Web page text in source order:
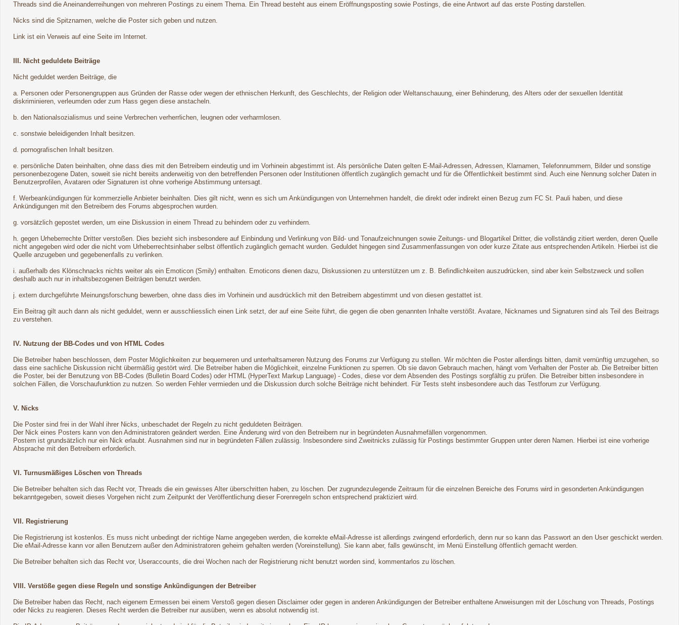
Threads sind die Aneinanderreihungen von mehreren Postings zu einem Thema. Ein Thread besteht aus einem Eröffnungsposting sowie Postings, die eine Antwort auf das erste Posting darstellen.
Nicks sind die Spitznamen, welche die Poster sich geben und nutzen.
Link ist ein Verweis auf eine Seite im Internet.
III. Nicht geduldete Beiträge
Nicht geduldet werden Beiträge, die
a. Personen oder Personengruppen aus Gründen der Rasse oder wegen der ethnischen Herkunft, des Geschlechts, der Religion oder Weltanschauung, einer Behinderung, des Alters oder der sexuellen Identität
diskriminieren, verleumden oder zum Hass gegen diese anstacheln.
b. den Nationalsozialismus und seine Verbrechen verherrlichen, leugnen oder verharmlosen.
c. sonstwie beleidigenden Inhalt besitzen.
d. pornografischen Inhalt besitzen.
e. persönliche Daten beinhalten, ohne dass dies mit den Betreibern eindeutig und im Vorhinein abgestimmt ist. Als persönliche Daten gelten E-Mail-Adressen, Adressen, Klarnamen, Telefonnummern, Bilder und sonstige
personenbezogene Daten, soweit sie nicht bereits anderweitig von den betreffenden Personen oder Institutionen öffentlich zugänglich gemacht und für die Öffentlichkeit bestimmt sind. Auch eine Nennung solcher Daten in
Benutzerprofilen, Avataren oder Signaturen ist ohne vorherige Abstimmung untersagt.
f. Werbeankündigungen für kommerzielle Anbieter beinhalten. Dies gilt nicht, wenn es sich um Ankündigungen von Unternehmen handelt, die direkt oder indirekt einen Bezug zum FC St. Pauli haben, und diese
Ankündigungen mit den Betreibern des Forums abgesprochen wurden.
g. vorsätzlich gepostet werden, um eine Diskussion in einem Thread zu behindern oder zu verhindern.
h. gegen Urheberrechte Dritter verstoßen. Dies bezieht sich insbesondere auf Einbindung und Verlinkung von Bild- und Tonaufzeichnungen sowie Zeitungs- und Blogartikel Dritter, die vollständig zitiert werden, deren Quelle
nicht angegeben wird oder die nicht vom Urheberrechtsinhaber selbst öffentlich zugänglich gemacht wurden. Geduldet hingegen sind Zusammenfassungen von oder kurze Zitate aus entsprechenden Artikeln. Hierbei ist die
Quelle anzugeben und gegebenenfalls zu verlinken.
i. außerhalb des Klönschnacks nichts weiter als ein Emoticon (Smily) enthalten. Emoticons dienen dazu, Diskussionen zu unterstützen um z. B. Befindlichkeiten auszudrücken, sind aber kein Selbstzweck und sollen
deshalb auch nur in inhaltsbezogenen Beiträgen benutzt werden.
j. extern durchgeführte Meinungsforschung bewerben, ohne dass dies im Vorhinein und ausdrücklich mit den Betreibern abgestimmt und von diesen gestattet ist.
Ein Beitrag gilt auch dann als nicht geduldet, wenn er ausschliesslich einen Link setzt, der auf eine Seite führt, die gegen die oben genannten Inhalte verstößt. Avatare, Nicknames und Signaturen sind als Teil des Beitrags
zu verstehen.
IV. Nutzung der BB-Codes und von HTML Codes
Die Betreiber haben beschlossen, dem Poster Möglichkeiten zur bequemeren und unterhaltsameren Nutzung des Forums zur Verfügung zu stellen. Wir möchten die Poster allerdings bitten, damit vernünftig umzugehen, so
dass eine sachliche Diskussion nicht übermäßig gestört wird. Die Betreiber haben die Möglichkeit, einzelne Funktionen zu sperren. Ob sie davon Gebrauch machen, hängt vom Verhalten der Poster ab. Die Betreiber bitten
die Poster, bei der Benutzung von BB-Codes (Bulletin Board Codes) oder HTML (HyperText Markup Language) - Codes, diese vor dem Absenden des Postings sorgfältig zu prüfen. Die Betreiber bitten insbesondere in
solchen Fällen, die Vorschaufunktion zu nutzen. So werden Fehler vermieden und die Diskussion durch solche Beiträge nicht behindert. Für Tests steht insbesondere auch das Testforum zur Verfügung.
V. Nicks
Die Poster sind frei in der Wahl ihrer Nicks, unbeschadet der Regeln zu nicht geduldeten Beiträgen.
Der Nick eines Posters kann von den Administratoren geändert werden. Eine Änderung wird von den Betreibern nur in begründeten Ausnahmefällen vorgenommen.
Postern ist grundsätzlich nur ein Nick erlaubt. Ausnahmen sind nur in begründeten Fällen zulässig. Insbesondere sind Zweitnicks zulässig für Postings bestimmter Gruppen unter deren Namen. Hierbei ist eine vorherige
Absprache mit den Betreibern erforderlich.
VI. Turnusmäßiges Löschen von Threads
Die Betreiber behalten sich das Recht vor, Threads die ein gewisses Alter überschritten haben, zu löschen. Der zugrundezulegende Zeitraum für die einzelnen Bereiche des Forums wird in gesonderten Ankündigungen
bekanntgegeben, soweit dieses Vorgehen nicht zum Zeitpunkt der Veröffentlichung dieser Forenregeln schon entsprechend praktiziert wird.
VII. Registrierung
Die Registrierung ist kostenlos. Es muss nicht unbedingt der richtige Name angegeben werden, die korrekte eMail-Adresse ist allerdings zwingend erforderlich, denn nur so kann das Passwort an den User geschickt werden.
Die eMail-Adresse kann vor allen Benutzern außer den Administratoren geheim gehalten werden (Voreinstellung). Sie kann aber, falls gewünscht, im Menü Einstellung öffentlich gemacht werden.
Die Betreiber behalten sich das Recht vor, Useraccounts, die drei Wochen nach der Registrierung nicht benutzt worden sind, kommentarlos zu löschen.
VIII. Verstöße gegen diese Regeln und sonstige Ankündigungen der Betreiber
Die Betreiber haben das Recht, nach eigenem Ermessen bei einem Verstoß gegen diesen Disclaimer oder gegen in anderen Ankündigungen der Betreiber enthaltene Anweisungen mit der Löschung von Threads, Postings
oder Nicks zu reagieren. Dieses Recht werden die Betreiber nur ausüben, wenn es absolut notwendig ist.